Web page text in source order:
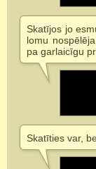
Skatījos jo
lomu
pa garlaicīgu
Skatīties var,